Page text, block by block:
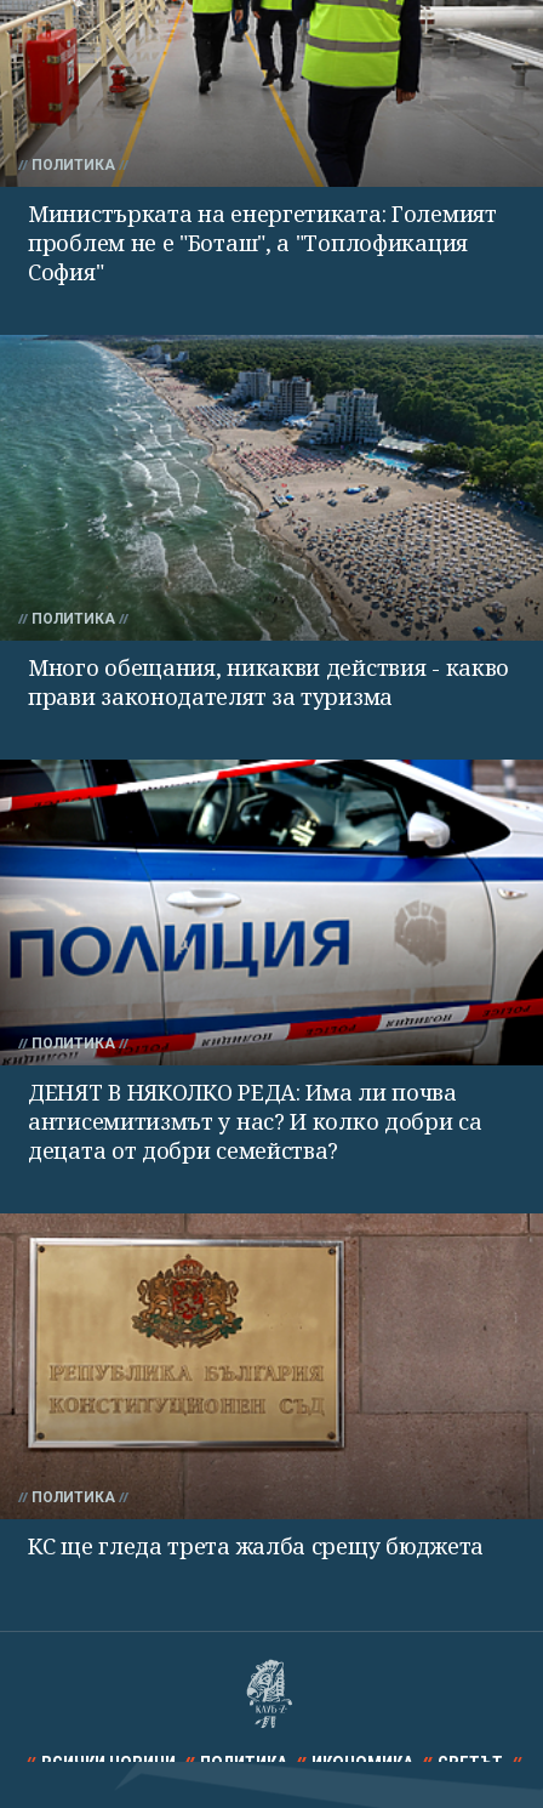
ПОЛИТИКА
Министърката на енергетиката: Големият
проблем не е "Боташ", а "Топлофикация
София"
ПОЛИТИКА
Много обещания, никакви действия - какво
прави законодателят за туризма
ПОЛИТИКА
ДЕНЯТ В НЯКОЛКО РЕДА: Има ли почва
антисемитизмът у нас? И колко добри са
децата от добри семейства?
ПОЛИТИКА
КС ще гледа трета жалба срещу бюджета
ВСИЧКИ НОВИНИ ПОЛИТИКА ИКОНОМИКА СВЕТЪТ